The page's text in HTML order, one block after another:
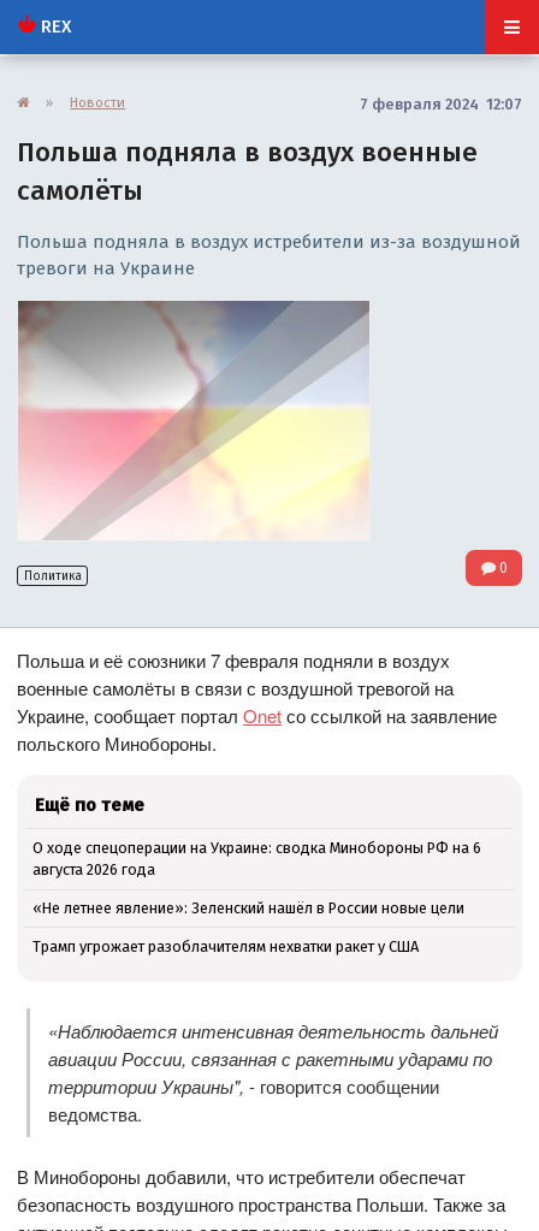
REX
» Новости 7 февраля 2024 12:07
Польша подняла в воздух военные
самолёты
Польша подняла в воздух истребители из-за воздушной
тревоги на Украине
Политика 0
Польша и её союзники 7 февраля подняли в воздух
военные самолёты в связи с воздушной тревогой на
Украине, сообщает порталOnetсо ссылкой на заявление
польского Минобороны.
Ещё по теме
О ходе спецоперации на Украине: сводка Минобороны РФ на 6
августа 2026 года
«Не летнее явление»: Зеленский нашёл в России новые цели
Трамп угрожает разоблачителям нехватки ракет у США
«Наблюдается интенсивная деятельность дальней
авиации России, связанная с ракетными ударами по
территории Украины", - говорится сообщении
ведомства.
В Минобороны добавили, что истребители обеспечат
безопасность воздушного пространства Польши. Также за